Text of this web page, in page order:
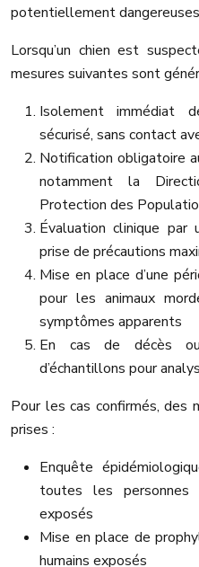
potentiellement
Lorsqu’un chien est
mesures suivantes sont
Isolement immédiat
sécurisé, sans contact
Notification obligatoire
notamment la
Protection des
Évaluation clinique par
prise de précautions
Mise en place d’une
pour les animaux
symptômes apparents
En cas de décès ou
d’échantillons pour
Pour les cas confirmés, des
prises :
Enquête
toutes les personnes
exposés
Mise en place de
humains exposés